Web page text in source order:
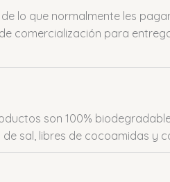
lo que normalmente les
comercialización para
son 100%
sal, libres de cocoamidas y